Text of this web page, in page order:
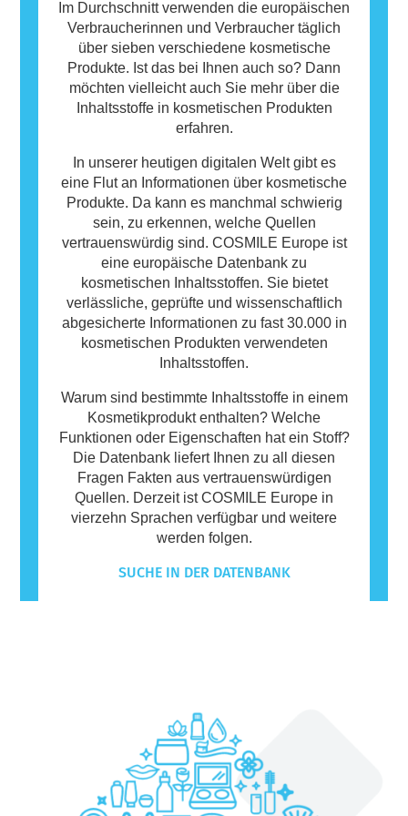
Im Durchschnitt verwenden die europäischen
Verbraucherinnen und Verbraucher täglich
über sieben verschiedene kosmetische
Produkte. Ist das bei Ihnen auch so? Dann
möchten vielleicht auch Sie mehr über die
Inhaltsstoffe in kosmetischen Produkten
erfahren.
In unserer heutigen digitalen Welt gibt es
eine Flut an Informationen über kosmetische
Produkte. Da kann es manchmal schwierig
sein, zu erkennen, welche Quellen
vertrauenswürdig sind. COSMILE Europe ist
eine europäische Datenbank zu
kosmetischen Inhaltsstoffen. Sie bietet
verlässliche, geprüfte und wissenschaftlich
abgesicherte Informationen zu fast 30.000 in
kosmetischen Produkten verwendeten
Inhaltsstoffen.
Warum sind bestimmte Inhaltsstoffe in einem
Kosmetikprodukt enthalten? Welche
Funktionen oder Eigenschaften hat ein Stoff?
Die Datenbank liefert Ihnen zu all diesen
Fragen Fakten aus vertrauenswürdigen
Quellen. Derzeit ist COSMILE Europe in
vierzehn Sprachen verfügbar und weitere
werden folgen.
SUCHE IN DER DATENBANK